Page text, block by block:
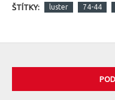
ŠTÍTKY: luster 74-44